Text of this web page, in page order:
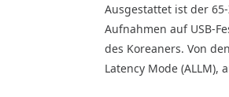
Ausgestattet ist der
Aufnahmen auf USB-
des Koreaners. Von
Latency Mode